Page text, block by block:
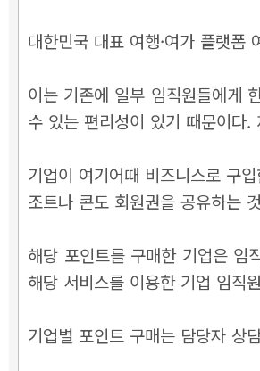
대한민국 대표 여행·여가 플랫
이는 기존에 일부 임직원들에게
수 있는 편리성이 있기 때문이다
기업이 여기어때 비즈니스로 구
조트나 콘도 회원권을 공유하는
해당 포인트를 구매한 기업은 임
해당 서비스를 이용한 기업 임직
기업별 포인트 구매는 담당자 상